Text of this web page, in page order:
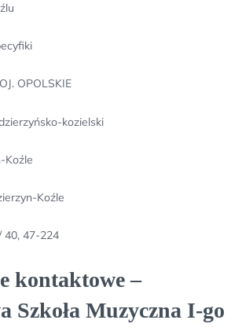
OPOLSKIE
kozielski
Koźle
Koźle
40, 47-224
kontaktowe –
Szkoła Muzyczna I-go